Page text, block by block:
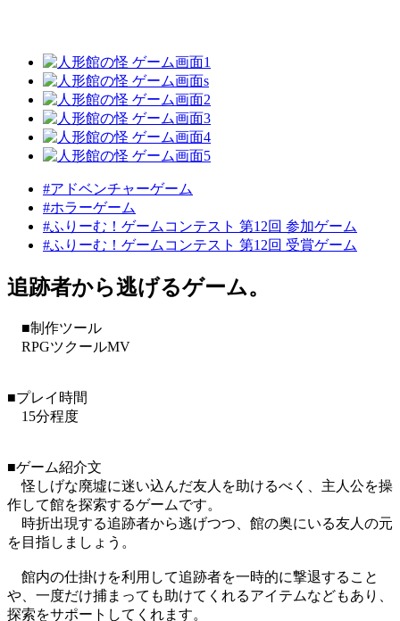
#アドベンチャーゲーム
#ホラーゲーム
#ふりーむ！ゲームコンテスト 第12回 参加ゲーム
#ふりーむ！ゲームコンテスト 第12回 受賞ゲーム
追跡者から逃げるゲーム。
■制作ツール
RPGツクールMV
■プレイ時間
15分程度
■ゲーム紹介文
怪しげな廃墟に迷い込んだ友人を助けるべく、主人公を操
作して館を探索するゲームです。
時折出現する追跡者から逃げつつ、館の奥にいる友人の元
を目指しましょう。
館内の仕掛けを利用して追跡者を一時的に撃退すること
や、一度だけ捕まっても助けてくれるアイテムなどもあり、
探索をサポートしてくれます。